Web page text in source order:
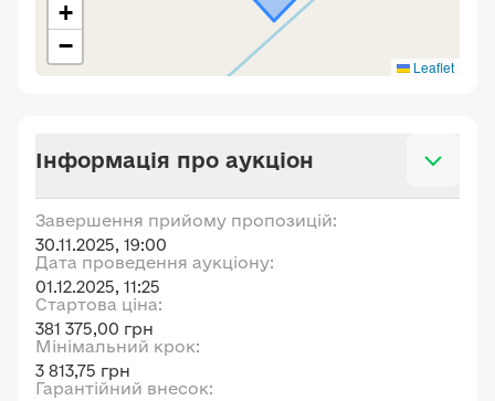
+
−
Leaflet
Інформація про аукціон
Завершення прийому пропозицій:
30.11.2025, 19:00
Дата проведення аукціону:
01.12.2025, 11:25
Стартова ціна:
381 375,00 грн
Мінімальний крок:
3 813,75 грн
Гарантійний внесок: